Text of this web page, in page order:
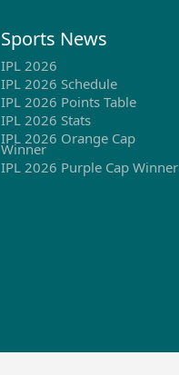
Sports News
IPL 2026
IPL 2026 Schedule
IPL 2026 Points Table
IPL 2026 Stats
IPL 2026 Orange Cap
Winner
IPL 2026 Purple Cap Winner